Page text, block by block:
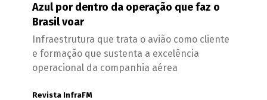
Azul por dentro da operação que faz o
Brasil voar
Infraestrutura que trata o avião como cliente
e formação que sustenta a excelência
operacional da companhia aérea
Revista InfraFM